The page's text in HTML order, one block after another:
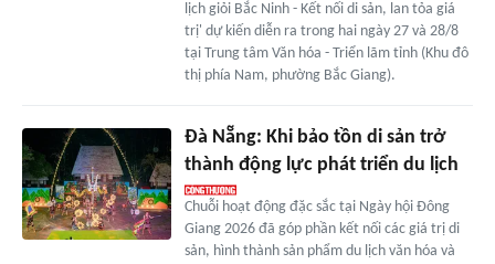
lịch giỏi Bắc Ninh - Kết nối di sản, lan tỏa giá
trị' dự kiến diễn ra trong hai ngày 27 và 28/8
tại Trung tâm Văn hóa - Triển lãm tỉnh (Khu đô
thị phía Nam, phường Bắc Giang).
Đà Nẵng: Khi bảo tồn di sản trở
thành động lực phát triển du lịch
Chuỗi hoạt động đặc sắc tại Ngày hội Đông
Giang 2026 đã góp phần kết nối các giá trị di
sản, hình thành sản phẩm du lịch văn hóa và